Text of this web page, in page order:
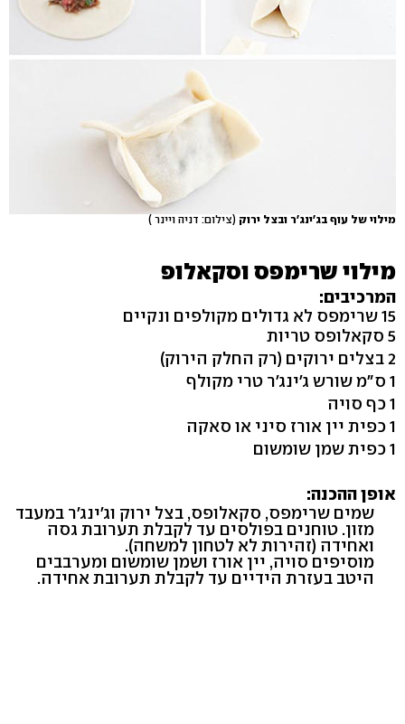
מילוי של עוף בג'ינג'ר ובצל ירוק (צילום: דניה ויינר )
מילוי שרימפס וסקאלופ
המרכיבים:
15 שרימפס לא גדולים מקולפים ונקיים
5 סקאלופס טריות
2 בצלים ירוקים (רק החלק הירוק)
1 ס"מ שורש ג'ינג'ר טרי מקולף
1 כף סויה
1 כפית יין אורז סיני או סאקה
1 כפית שמן שומשום
אופן ההכנה:
שמים שרימפס, סקאלופס, בצל ירוק וג'ינג'ר במעבד
מזון. טוחנים בפולסים עד לקבלת תערובת גסה
ואחידה (זהירות לא לטחון למשחה).
מוסיפים סויה, יין אורז ושמן שומשום ומערבבים
היטב בעזרת הידיים עד לקבלת תערובת אחידה.